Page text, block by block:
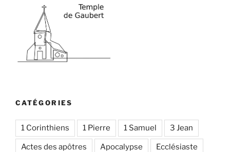
CATÉGORIES
1 Corinthiens 1 Pierre 1 Samuel 3 Jean
Actes des apôtres Apocalypse Ecclésiaste